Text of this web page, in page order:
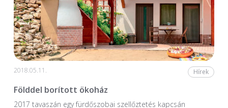
2018.05.11. Hírek
Földdel borított ökoház
2017 tavaszán egy fürdőszobai szellőztetés kapcsán